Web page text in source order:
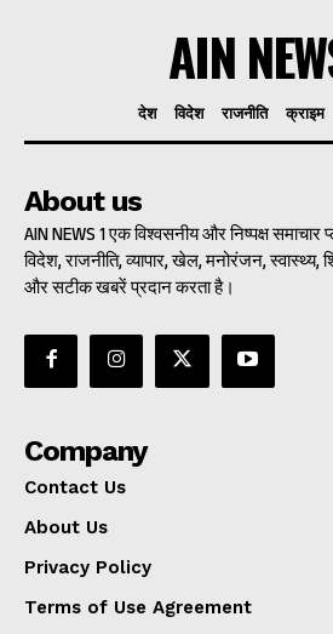
AIN
देश विदेश राजनीति क्राइम
About us
AIN NEWS 1 एक विश्वसनीय और निष्पक्ष
विदेश, राजनीति, व्यापार, खेल, मनोरंजन,
और सटीक खबरें प्रदान करता है।
Company
Contact Us
About Us
Privacy Policy
Terms of Use Agreement